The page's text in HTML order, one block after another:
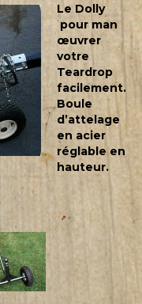
Le Dolly
pour man
œuvrer
votre
Teardrop
facilement.
Boule
d’attelage
en acier
réglable en
hauteur.